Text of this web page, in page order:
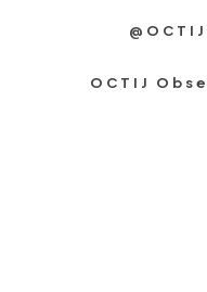
OCTIJ